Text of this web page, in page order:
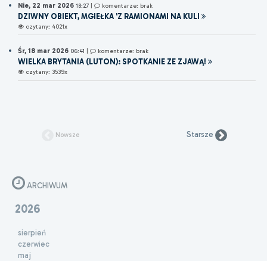
Nie, 22 mar 2026 18:27 | komentarze: brak
DZIWNY OBIEKT, MGIEŁKA 'Z RAMIONAMI NA KULI
czytany: 4021x
Śr, 18 mar 2026 06:41 komentarze: brak
WIELKA BRYTANIA (LUTON): SPOTKANIE ZE ZJAWĄ!
czytany: 3539x
Nowsze Starsze
ARCHIWUM
2026
sierpień
czerwiec
maj